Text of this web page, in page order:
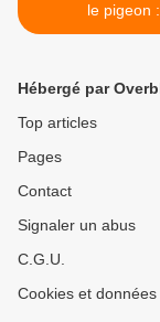
le
Hébergé par
Top articles
Pages
Contact
Signaler un abus
C.G.U.
Cookies et